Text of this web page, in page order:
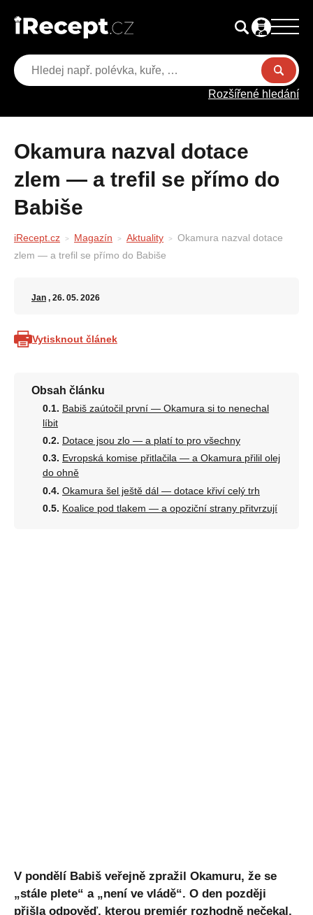
Rozšířené hledání
Okamura nazval dotace
zlem — a trefil se přímo do
Babiše
iRecept.cz Magazín Aktuality
Okamura nazval dotace
zlem — a trefil se přímo do Babiše
Jan , 26. 05. 2026
Vytisknout článek
Obsah článku
Babiš zaútočil první — Okamura si to nenechal
líbit
Dotace jsou zlo — a platí to pro všechny
Evropská komise přitlačila — a Okamura přilil olej
do ohně
Okamura šel ještě dál — dotace křiví celý trh
Koalice pod tlakem — a opoziční strany přitvrzují
V pondělí Babiš veřejně zpražil Okamuru, že se
„stále plete“ a „není ve vládě“. O den později
přišla odpověď, kterou premiér rozhodně nečekal.